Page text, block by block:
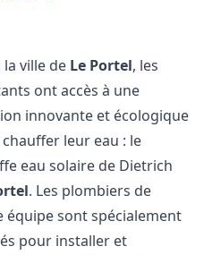
la ville de Le Portel, les
ont accès à une
innovante et écologique
leur eau : le
eau solaire de Dietrich
. Les plombiers de
équipe sont spécialement
pour installer et